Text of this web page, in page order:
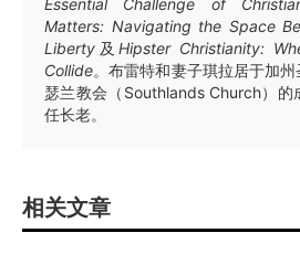
Essential Challenge of
Matters: Navigating the Space
Liberty 及Hipster Christianity:
Collide。布雷特和妻子琪拉居于加
瑟兰教会（Southlands Church）的
任长老。
相关文章